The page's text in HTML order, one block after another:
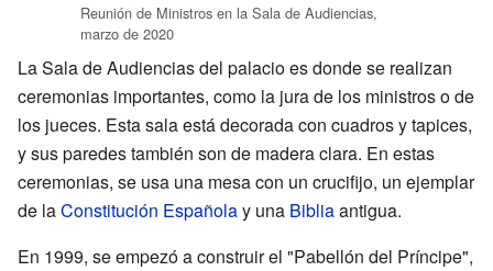
Reunión de Ministros en la Sala de Audiencias,
marzo de 2020
La Sala de Audiencias del palacio es donde se realizan
ceremonias importantes, como la jura de los ministros o de
los jueces. Esta sala está decorada con cuadros y tapices,
y sus paredes también son de madera clara. En estas
ceremonias, se usa una mesa con un crucifijo, un ejemplar
de laConstitución Españolay una Bibliaantigua.
En 1999, se empezó a construir el "Pabellón del Príncipe",